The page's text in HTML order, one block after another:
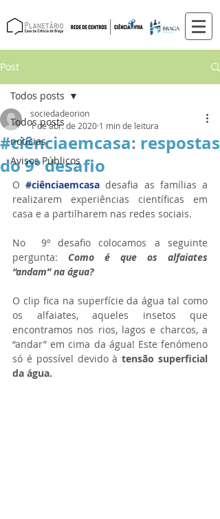
Post
Todos posts
notícias
Avisos Públicos
Todos posts
#ciênciaemcasa: respostas
do 9º desafio
sociedadeorion
1 de abr. de 2020 1 min de leitura
O #ciênciaemcasa desafia as famílias a
realizarem experiências científicas em
casa e a partilharem nas redes sociais.
No  9º desafio colocamos a seguinte
pergunta: Como é que os alfaiates
“andam” na água?
O clip fica na superfície da água tal como
os alfaiates, aqueles insetos que
encontramos nos rios, lagos e charcos, a
“andar” em cima da água! Este fenómeno
só é possível devido à tensão superficial
da água.